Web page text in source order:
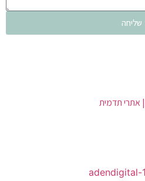
שליחה
| אתרי תדמית